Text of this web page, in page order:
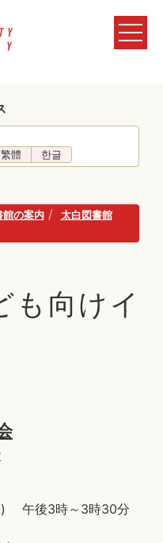
體 한글
館の案内
太白図書館
も向けイ
) 午後3時～3時30分